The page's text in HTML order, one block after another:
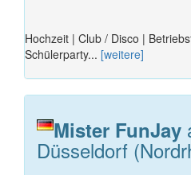
Hochzeit | Club / Disco |
Schülerparty... [weitere]
Mister FunJay
Düsseldorf